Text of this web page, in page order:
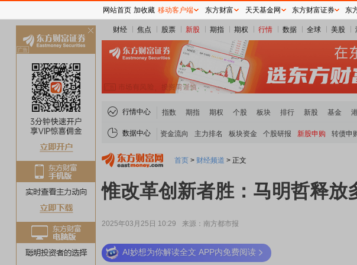
财经 焦点 股票 新股 期指 期权 行情 数据 全球 美股
行情中心 指数 期指 期权 个股 板块 排行 新股 基金
数据中心 资金流向 主力排名 板块资金 个股研报 新股申购 转债申
首页 > 财经频道 > 正文
惟改革创新者胜：马明哲释
2025年03月25日 10:29 来源：南方都市报
AI妙想为你解读全文 APP内免费阅读
网站首页 加收藏 移动客户端 东方财富 天天基金网 东方财富证券 东
关